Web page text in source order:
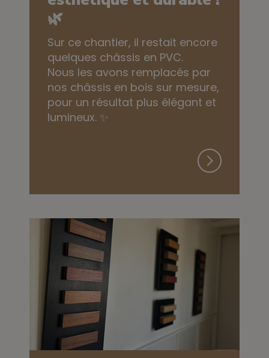
🌿
Sur ce chantier, il restait encore
quelques châssis en PVC.
Nous les avons remplacés par
nos châssis en bois sur mesure,
pour un résultat plus élégant et
lumineux. ✨